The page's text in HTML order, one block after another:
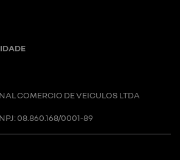
COMERCIO DE VEICULOS LTDA
08.860.168/0001-89